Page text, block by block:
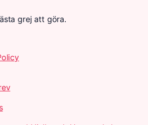
grej att göra.